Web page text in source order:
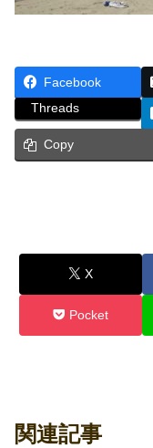
Facebook
Threads
Copy
X
Pocket
関連記事